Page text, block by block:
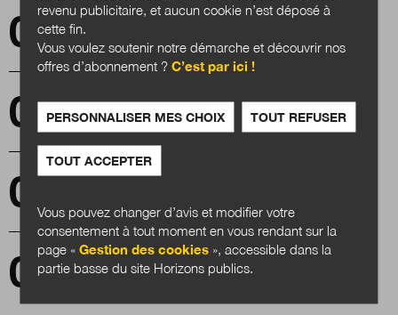
La crise de la démocratie : qui est le peuple ?
Comment le gouverner ?
Nouvelle législation en vue pour l’économie
circulaire
Mobilité et déconfinement : le vélo revient au
The elephant in the room
revenu publicitaire, et aucun cookie n’est déposé à
cette fin.
Vous voulez soutenir notre démarche et découvrir nos
offres d’abonnement ?C’est par ici !
PERSONNALISER MES CHOIX TOUT REFUSER
TOUT ACCEPTER
Vous pouvez changer d’avis et modifier votre
consentement à tout moment en vous rendant sur la
page «Gestion des cookies », accessible dans la
partie basse du site Horizons publics.